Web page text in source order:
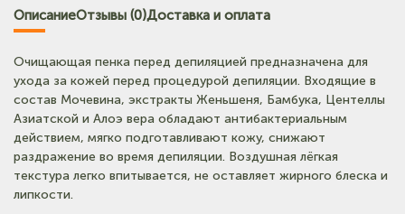
ОписаниеОтзывы (0)Доставка и оплата
Очищающая пенка перед депиляцией предназначена для
ухода за кожей перед процедурой депиляции. Входящие в
состав Мочевина, экстракты Женьшеня, Бамбука, Центеллы
Азиатской и Алоэ вера обладают антибактериальным
действием, мягко подготавливают кожу, снижают
раздражение во время депиляции. Воздушная лёгкая
текстура легко впитывается, не оставляет жирного блеска и
липкости.